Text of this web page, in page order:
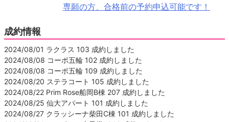
専願の方、合格前の予約申込可能です！
成約情報
2024/08/01 ラクラス 103 成約しました
2024/08/08 コーポ五輪 102 成約しました
2024/08/08 コーポ五輪 109 成約しました
2024/08/20 ステラコート 105 成約しました
2024/08/22 Prim Rose船岡B棟 207 成約しました
2024/08/25 仙大アパート 101 成約しました
2024/08/27 クラッシーナ柴田C棟 101 成約しました